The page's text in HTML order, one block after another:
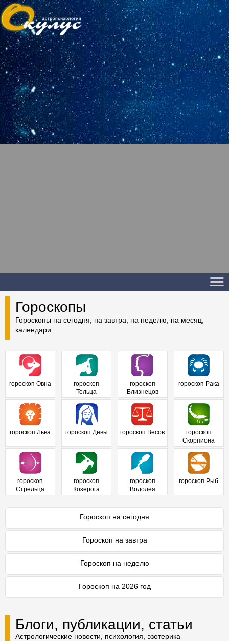
Гороскопы
Гороскопы на сегодня, на завтра, на неделю, на месяц,
календари
гороскоп Овна
гороскоп
Тельца
гороскоп
Близнецов
гороскоп Рака
гороскоп Льва гороскоп Девы гороскоп Весов
гороскоп
Скорпиона
гороскоп
Стрельца
гороскоп
Козерога
гороскоп
Водолея
гороскоп Рыб
Гороскоп на сегодня
Гороскоп на завтра
Гороскоп на неделю
Гороскоп на 2026 год
Блоги, публикации, статьи
Астрологические новости, психология, эзотерика